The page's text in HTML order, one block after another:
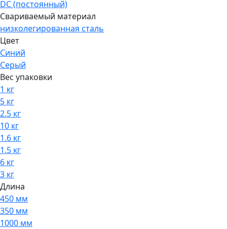
DC (постоянный)
Свариваемый материал
низколегированная сталь
Цвет
Синий
Серый
Вес упаковки
1 кг
5 кг
2.5 кг
10 кг
1.6 кг
1.5 кг
6 кг
3 кг
Длина
450 мм
350 мм
1000 мм